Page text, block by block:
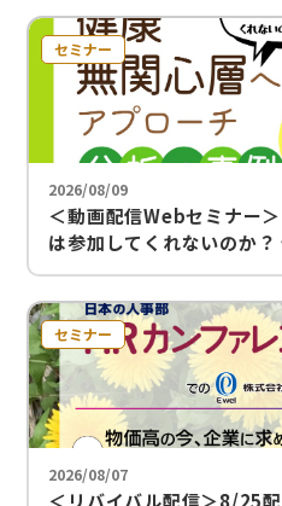
セミナー
2026/08/09
＜動画配信Webセミナー
は参加してくれないのか
ローチ！分析と事例紹介
セミナー
2026/08/07
＜リバイバル配信＞8/25